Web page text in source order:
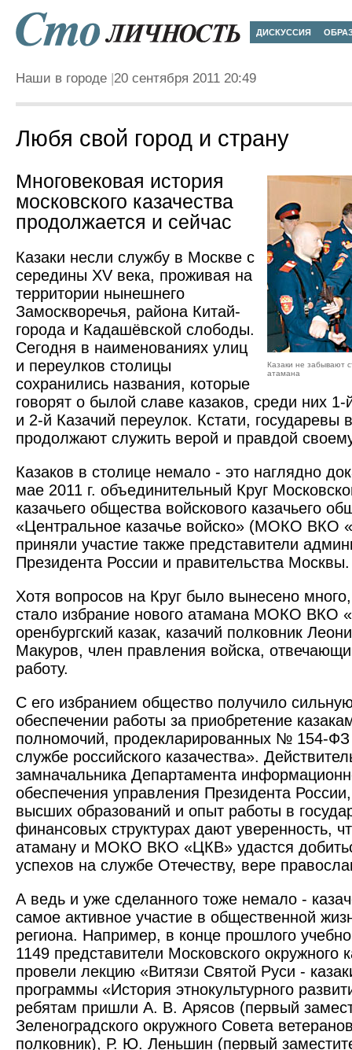
ДИСКУССИЯ
Наши в городе 20 сентября 2011 20:49
Любя свой город и страну
Казаки не забывают
атамана
Многовековая история
московского казачества
продолжается и сейчас
Казаки несли службу в Москве с
середины XV века, проживая на
территории нынешнего
Замоскворечья, района Китай-
города и Кадашёвской слободы.
Сегодня в наименованиях улиц
и переулков столицы
сохранились названия, которые
говорят о былой славе казаков, среди них 1-
и 2-й Казачий переулок. Кстати, государевы
продолжают служить верой и правдой
Казаков в столице немало - это наглядно
мае 2011 г. объединительный Круг
казачьего общества войскового казачьего
«Центральное казачье войско» (МОКО ВКО
приняли участие также представители
Президента России и правительства Москвы.
Хотя вопросов на Круг было вынесено
стало избрание нового атамана МОКО ВКО
оренбургский казак, казачий полковник
Макуров, член правления войска,
работу.
С его избранием общество получило
обеспечении работы за приобретение
полномочий, продекларированных № 154-ФЗ
службе российского казачества».
замначальника Департамента
обеспечения управления Президента
высших образований и опыт работы в
финансовых структурах дают уверенность,
атаману и МОКО ВКО «ЦКВ» удастся
успехов на службе Отечеству, вере
А ведь и уже сделанного тоже немало -
самое активное участие в общественной
региона. Например, в конце прошлого
1149 представители Московского окружного
провели лекцию «Витязи Святой Руси -
программы «История этнокультурного
ребятам пришли А. В. Арясов (первый
Зеленоградского окружного Совета
полковник), Р. Ю. Леньшин (первый